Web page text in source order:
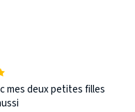
mes deux petites filles